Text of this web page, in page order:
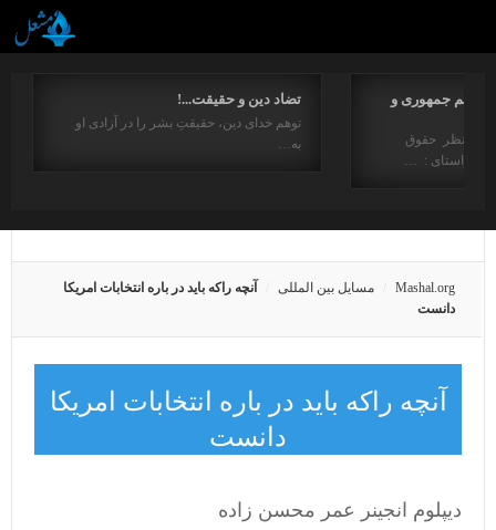
تضاد دین و حقیقت...!
توهم خدای دین، حقیقتِ بشر را در آزادی او
به…
جمهوری و
از منظر حقوق
در راستای : …
Mashal.org مسایل بین المللی
آنچه راکه باید در باره انتخابات امریکا
دانست
آنچه راکه باید در باره انتخابات امریکا
دانست
دیپلوم انجینر عمر محسن زاده